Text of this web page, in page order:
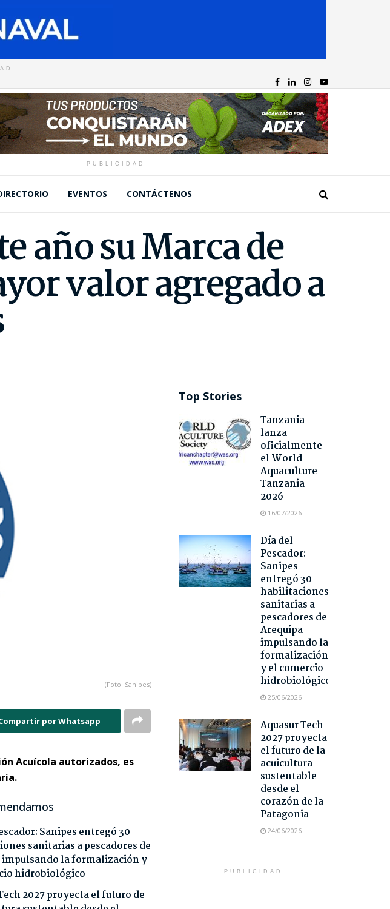
PUBLICIDAD
EVENTOS CONTÁCTENOS
año su Marca de
valor agregado a
(Foto: Sanipes)
por Whatsapp
Acuícola autorizados, es
Sanipes entregó 30
sanitarias a pescadores de
impulsando la formalización y
hidrobiológico
2027 proyecta el futuro de
Top Stories
Tanzania
lanza
oficialmente
el World
Aquaculture
Tanzania
2026
16/07/2026
Día del
Pescador:
Sanipes
entregó 30
habilitaciones
sanitarias a
pescadores de
Arequipa
impulsando la
formalización
y el comercio
hidrobiológico
25/06/2026
Aquasur Tech
2027 proyecta
el futuro de la
acuicultura
sustentable
desde el
corazón de la
Patagonia
24/06/2026
PUBLICIDAD